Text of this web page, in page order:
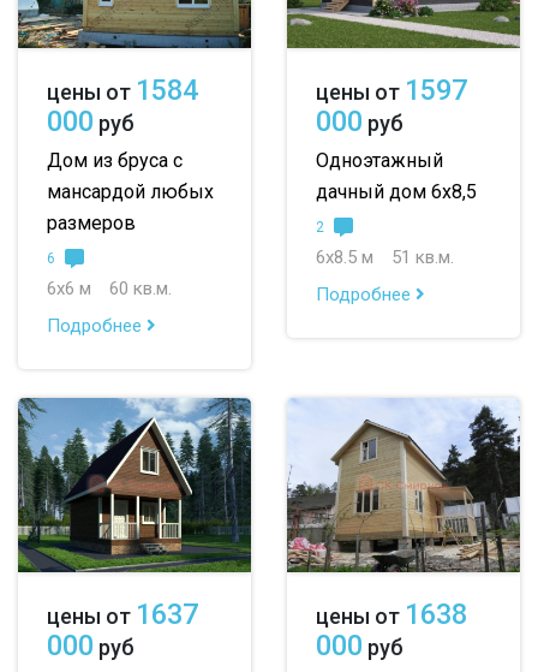
цены от 1584
000 руб
Дом из бруса с
мансардой любых
размеров
6
6х6 м
60 кв.м.
Подробнее
цены от 1597
000 руб
Одноэтажный
дачный дом 6х8,5
2
6х8.5 м
51 кв.м.
Подробнее
цены от 1637
000 руб
цены от 1638
000 руб